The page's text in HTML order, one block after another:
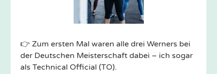
👉 Zum ersten Mal waren alle drei Werners bei
der Deutschen Meisterschaft dabei – ich sogar
als Technical Official (TO).